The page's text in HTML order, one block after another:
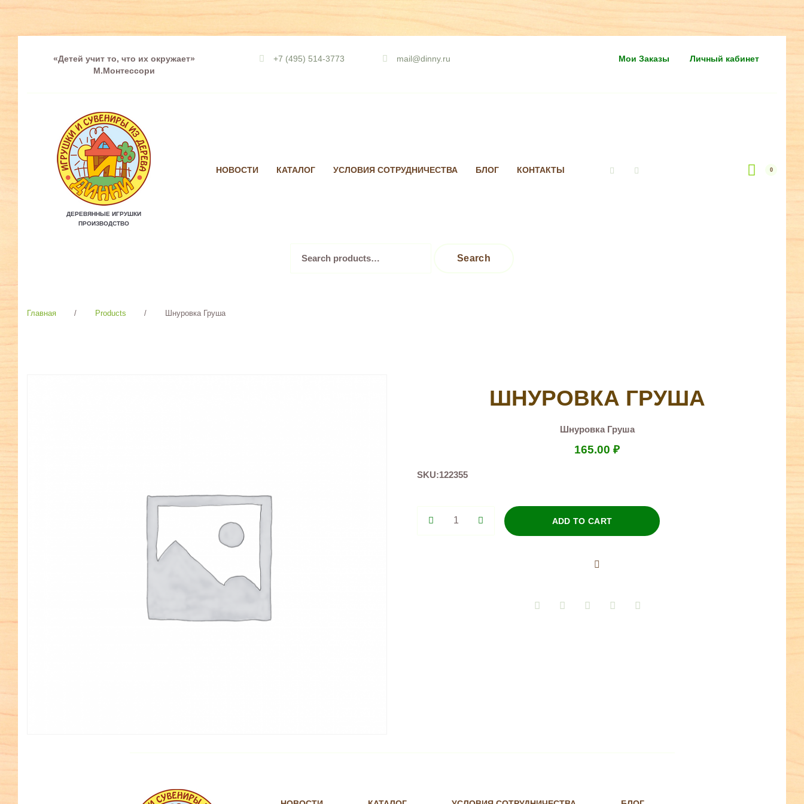
to
«Детей учит то, что их окружает»
М.Монтессори
+7 (495) 514-3773 mail@dinny.ru Мои Заказы Личный кабинет
ДЕРЕВЯННЫЕ ИГРУШКИ
ПРОИЗВОДСТВО
НОВОСТИ КАТАЛОГ УСЛОВИЯ СОТРУДНИЧЕСТВА БЛОГ КОНТАКТЫ 0
for:
Search
Главная / Products / Шнуровка Груша
ШНУРОВКА ГРУША
Шнуровка Груша
165.00₽
SKU:122355
Груша
ADD TO CART